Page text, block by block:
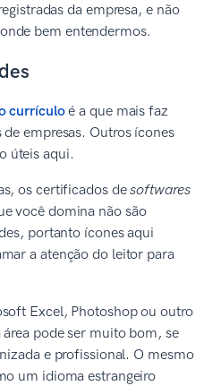
da empresa, e não
bem entendermos.
currículoé a que mais faz
empresas. Outros ícones
úteis aqui.
os certificados desoftwares
você domina não são
portanto ícones aqui
a atenção do leitor para
Excel, Photoshop ou outro
pode ser muito bom, se
e profissional. O mesmo
um idioma estrangeiro